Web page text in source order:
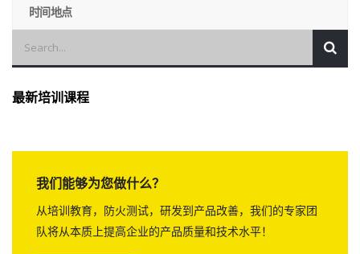
时间地点
最新培训课程
我们能够为您做什么？
从培训教育，防火测试，研发到产品改善，我们的专家团
队将从本质上提高企业的产品质量和技术水平！